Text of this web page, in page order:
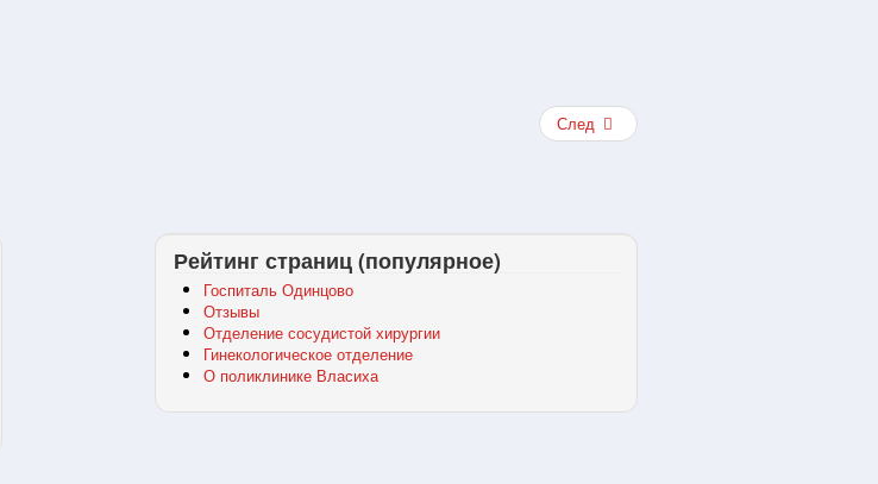
След
Рейтинг страниц (популярное)
Госпиталь Одинцово
Отзывы
Отделение сосудистой хирургии
Гинекологическое отделение
О поликлинике Власиха